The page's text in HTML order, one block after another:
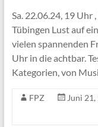
Sa. 22.06.24, 19 Uhr
Tübingen Lust auf
vielen spannenden
Uhr in die achtbar.
Kategorien, von
FPZ Juni